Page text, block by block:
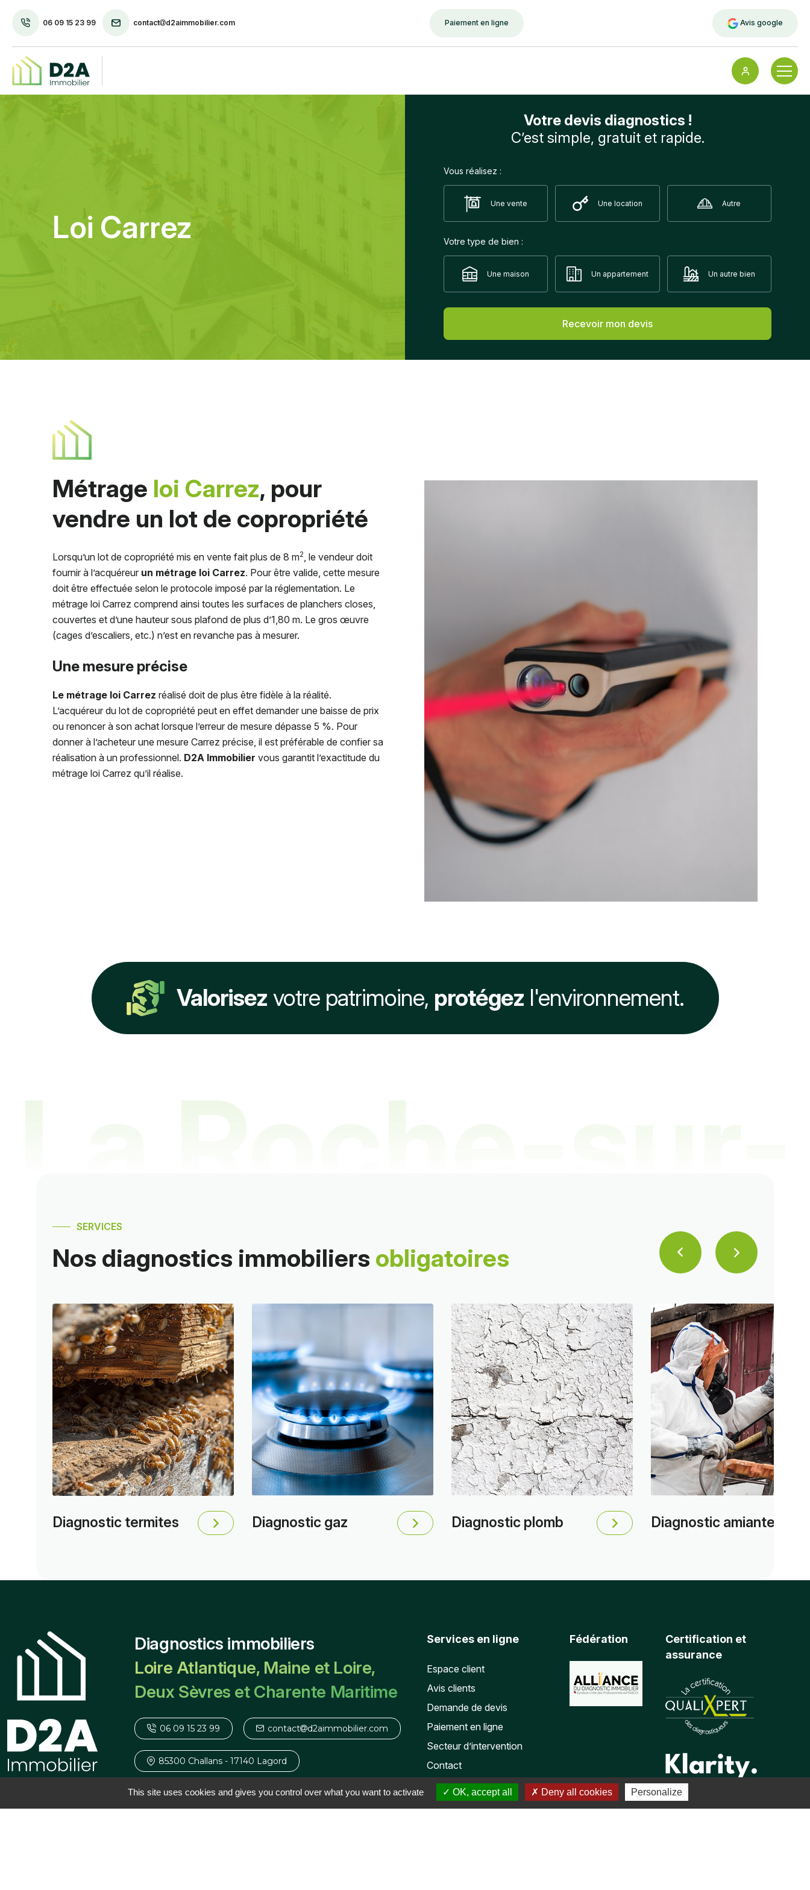
06 09 15 23 99 contact d2aimmobilier.com Paiement en ligne Avis google
Loi Carrez
Votre devis diagnostics !
C’est simple, gratuit et rapide.
Vous réalisez :
Une vente Une location Autre
Votre type de bien :
Une maison Un appartement Un autre bien
Recevoir mon devis
Métrage loi Carrez, pour
vendre un lot de copropriété
Lorsqu’un lot de copropriété mis en vente fait plus de 8 m2, le vendeur doit
fournir à l’acquéreur un métrage loi Carrez. Pour être valide, cette mesure
doit être effectuée selon le protocole imposé par la réglementation. Le
métrage loi Carrez comprend ainsi toutes les surfaces de planchers closes,
couvertes et d’une hauteur sous plafond de plus d’1,80 m. Le gros œuvre
(cages d’escaliers, etc.) n’est en revanche pas à mesurer.
Une mesure précise
Le métrage loi Carrez réalisé doit de plus être fidèle à la réalité.
L’acquéreur du lot de copropriété peut en effet demander une baisse de prix
ou renoncer à son achat lorsque l’erreur de mesure dépasse 5 %. Pour
donner à l’acheteur une mesure Carrez précise, il est préférable de confier sa
réalisation à un professionnel. D2A Immobilier vous garantit l’exactitude du
métrage loi Carrez qu’il réalise.
Valorisez votre patrimoine, protégez l'environnement.
La Roche-sur-
Yon
SERVICES
Nos diagnostics immobiliers obligatoires
Diagnostic termites Diagnostic gaz Diagnostic plomb Diagnostic amiante
Diagnostics immobiliers
Loire Atlantique, Maine et Loire,
Deux Sèvres et Charente Maritime
06 09 15 23 99 contact d2aimmobilier.com
85300 Challans - 17140 Lagord
Lun au Ven : 9h - 19h00 / Sam : de 9h00 - 16h00
Services en ligne
Espace client
Avis clients
Demande de devis
Paiement en ligne
Secteur d’intervention
Contact
Actualités
Fédération
Certification et
assurance
This site uses cookies and gives you control over what you want to activate OK, accept all Deny all cookies Personalize